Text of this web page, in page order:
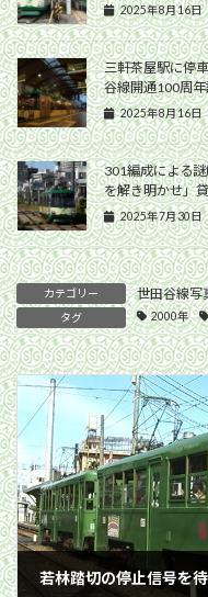
2025年8月16日
三軒茶屋駅に停
谷線開通100周
2025年8月16日
301編成による
を解き明かせ」
2025年7月30日
カテゴリー 世田谷線写
タグ 2000年